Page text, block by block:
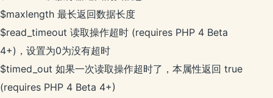
$maxlength 最长返回数据长度
$read_timeout 读取操作超时 (requires PHP 4 Beta
4+)，设置为0为没有超时
$timed_out 如果一次读取操作超时了，本属性返回 true
(requires PHP 4 Beta 4+)